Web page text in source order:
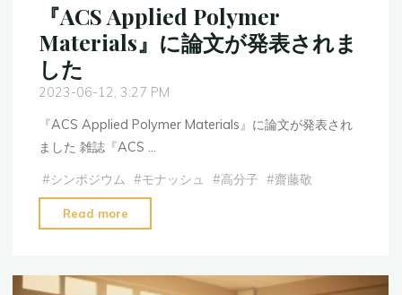
再
会"
『ACS Applied Polymer
Materials』に論文が発表されま
した
2023-06-12, 3:27 PM
『ACS Applied Polymer Materials』に論文が発表され
ました 雑誌『ACS …
#シンポジウム #モナッシュ #高分子 #齋藤敬
Read more
Applied
Materials』